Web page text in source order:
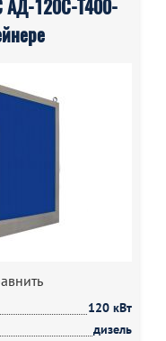
АД-120С-Т400-
120 кВт
дизель